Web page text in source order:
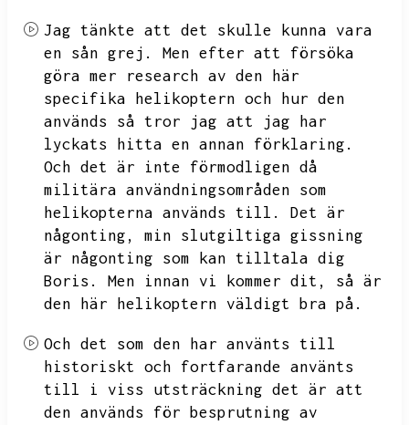
Jag tänkte att det skulle kunna vara
en sån grej.
Men efter att försöka
göra mer research av den här
specifika helikoptern och hur den
används så tror jag att jag har
lyckats hitta en annan förklaring.
Och det är inte förmodligen då
militära användningsområden som
helikopterna används till.
Det är
någonting,
min slutgiltiga gissning
är någonting som kan tilltala dig
Boris.
Men innan vi kommer dit,
så är
den här helikoptern väldigt bra på.
Och det som den har använts till
historiskt och fortfarande använts
till i viss utsträckning det är att
den används för besprutning av